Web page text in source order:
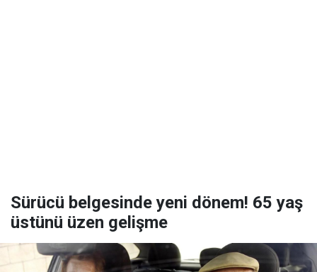
Sürücü belgesinde yeni dönem! 65 yaş
üstünü üzen gelişme